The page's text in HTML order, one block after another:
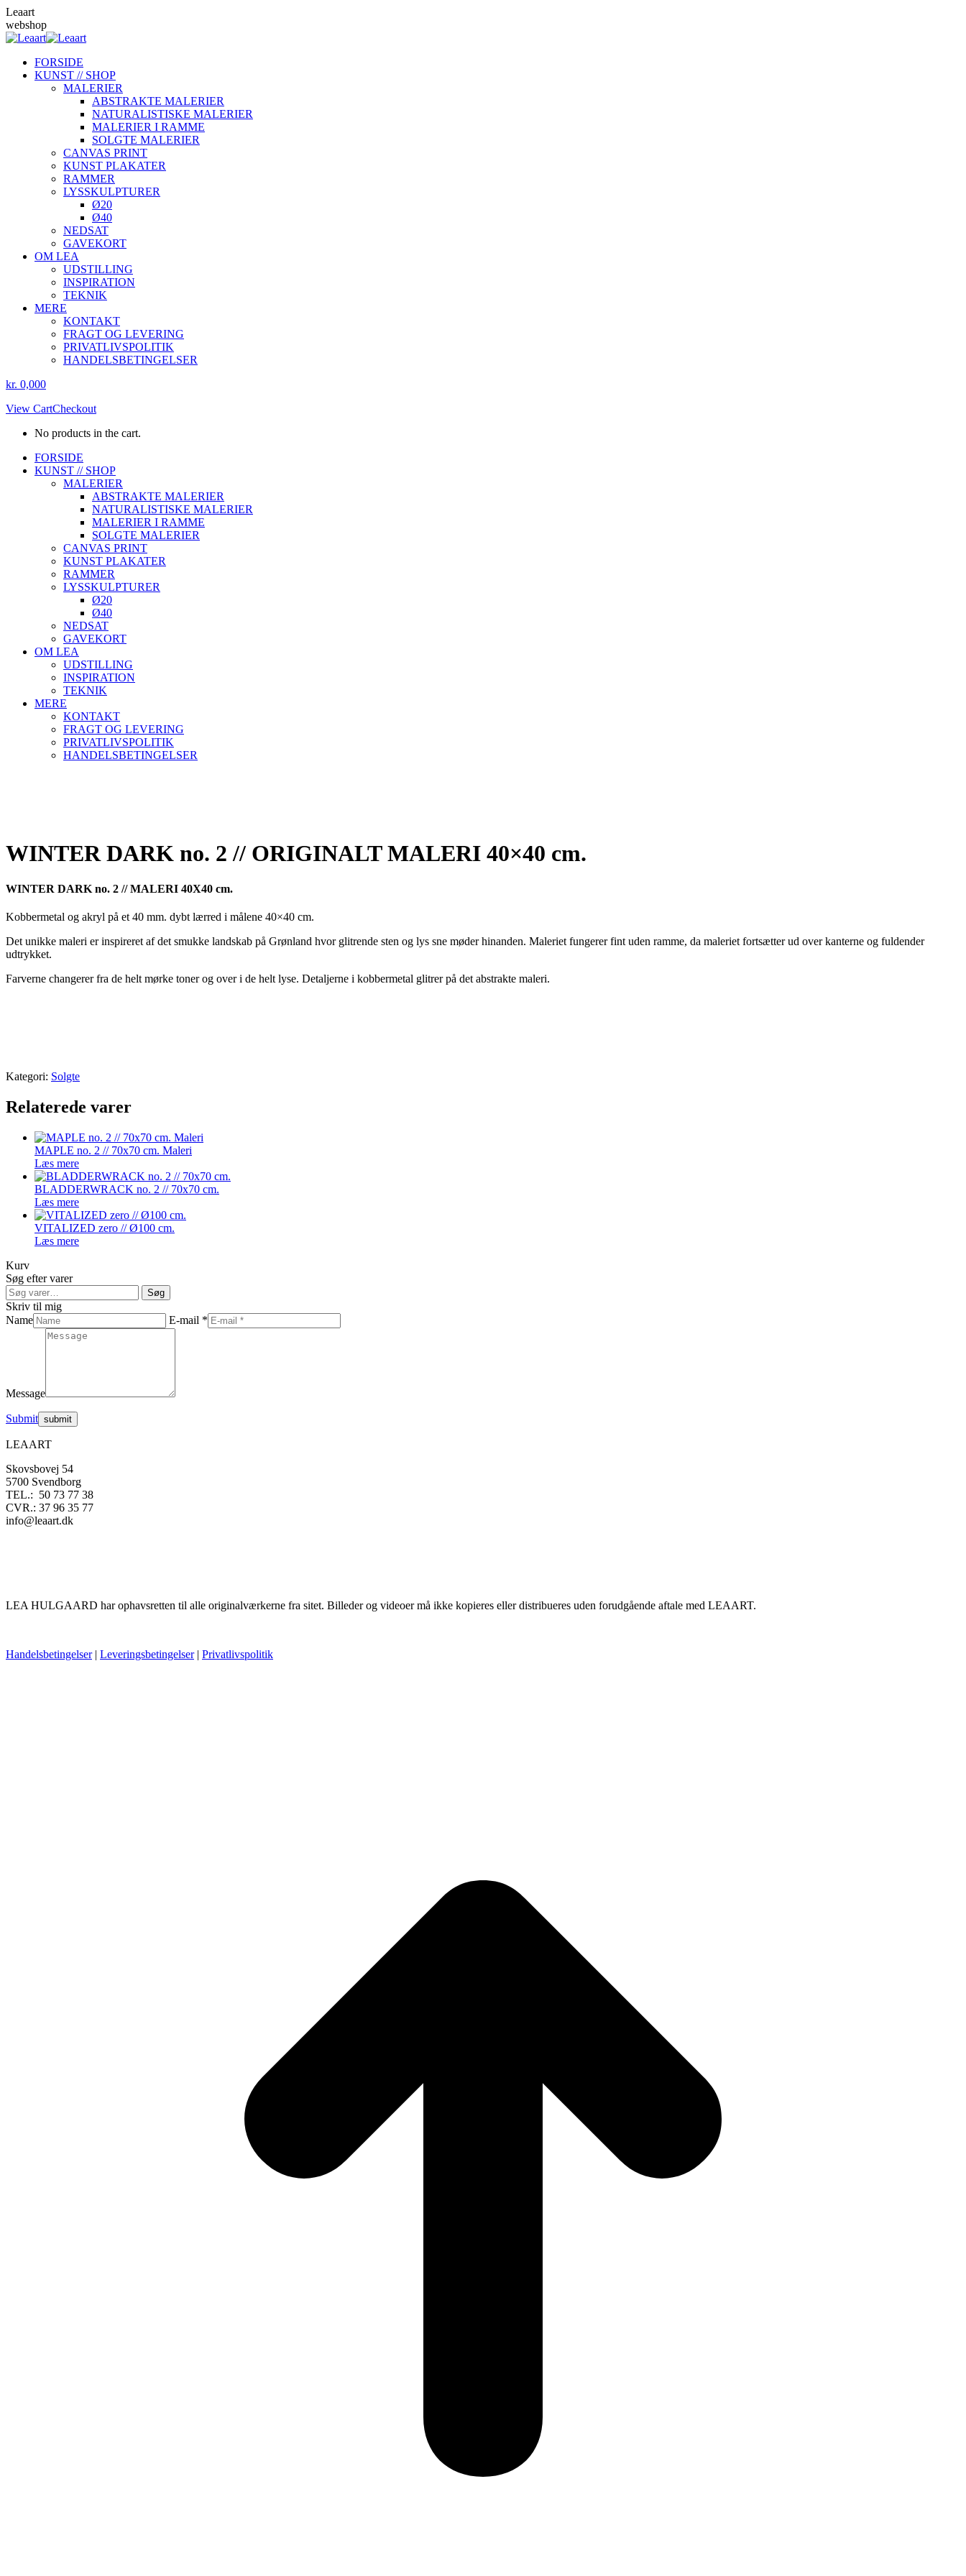
Skip
to
content
Leaart
webshop
FORSIDE
KUNST // SHOP
MALERIER
ABSTRAKTE MALERIER
NATURALISTISKE MALERIER
MALERIER I RAMME
SOLGTE MALERIER
CANVAS PRINT
KUNST PLAKATER
RAMMER
LYSSKULPTURER
Ø20
Ø40
NEDSAT
GAVEKORT
OM LEA
UDSTILLING
INSPIRATION
TEKNIK
MERE
KONTAKT
FRAGT OG LEVERING
PRIVATLIVSPOLITIK
HANDELSBETINGELSER
kr. 0,000
View CartCheckout
No products in the cart.
Instagram
page
Facebook
page
FORSIDE
KUNST // SHOP
MALERIER
ABSTRAKTE MALERIER
NATURALISTISKE MALERIER
MALERIER I RAMME
SOLGTE MALERIER
CANVAS PRINT
KUNST PLAKATER
RAMMER
LYSSKULPTURER
Ø20
Ø40
NEDSAT
GAVEKORT
OM LEA
UDSTILLING
INSPIRATION
TEKNIK
MERE
KONTAKT
FRAGT OG LEVERING
PRIVATLIVSPOLITIK
HANDELSBETINGELSER
WINTER DARK no. 2 // ORIGINALT MALERI 40×40 cm.
WINTER DARK no. 2 // MALERI 40X40 cm.
Kobbermetal og akryl på et 40 mm. dybt lærred i målene 40×40 cm.
Det unikke maleri er inspireret af det smukke landskab på Grønland hvor glitrende sten og lys sne møder hinanden. Maleriet fungerer fint uden ramme, da maleriet fortsætter ud over kanterne og fuldender
udtrykket.
Farverne changerer fra de helt mørke toner og over i de helt lyse. Detaljerne i kobbermetal glitrer på det abstrakte maleri.
Kategori: Solgte
Relaterede varer
MAPLE no. 2 // 70x70 cm. Maleri
Læs mere
BLADDERWRACK no. 2 // 70x70 cm.
Læs mere
VITALIZED zero // Ø100 cm.
Læs mere
Kurv
Søg efter varer
Søg
efter:
Søg
Skriv til mig
Name
E-mail *
Message
Submit
LEAART
Skovsbovej 54
5700 Svendborg
TEL.: 50 73 77 38
CVR.: 37 96 35 77
info@leaart.dk
LEA HULGAARD har ophavsretten til alle originalværkerne fra sitet. Billeder og videoer må ikke kopieres eller distribueres uden forudgående aftale med LEAART.
Handelsbetingelser| Leveringsbetingelser| Privatlivspolitik